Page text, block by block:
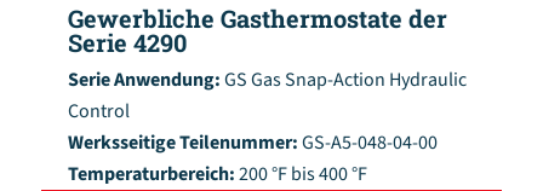
Gewerbliche Gasthermostate der
Serie 4290
Serie Anwendung:GS Gas Snap-Action Hydraulic
Control
Werksseitige Teilenummer:GS-A5-048-04-00
Temperaturbereich:200 °F bis 400 °F